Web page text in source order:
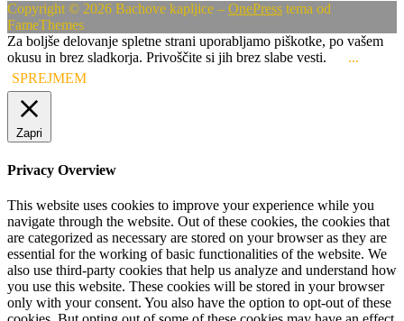
Copyright © 2026 Bachove kapljice – OnePress tema od
FameThemes
Za boljše delovanje spletne strani uporabljamo piškotke, po vašem
okusu in brez sladkorja. Privoščite si jih brez slabe vesti.
...
SPREJMEM
Zapri
Privacy Overview
This website uses cookies to improve your experience while you
navigate through the website. Out of these cookies, the cookies that
are categorized as necessary are stored on your browser as they are
essential for the working of basic functionalities of the website. We
also use third-party cookies that help us analyze and understand how
you use this website. These cookies will be stored in your browser
only with your consent. You also have the option to opt-out of these